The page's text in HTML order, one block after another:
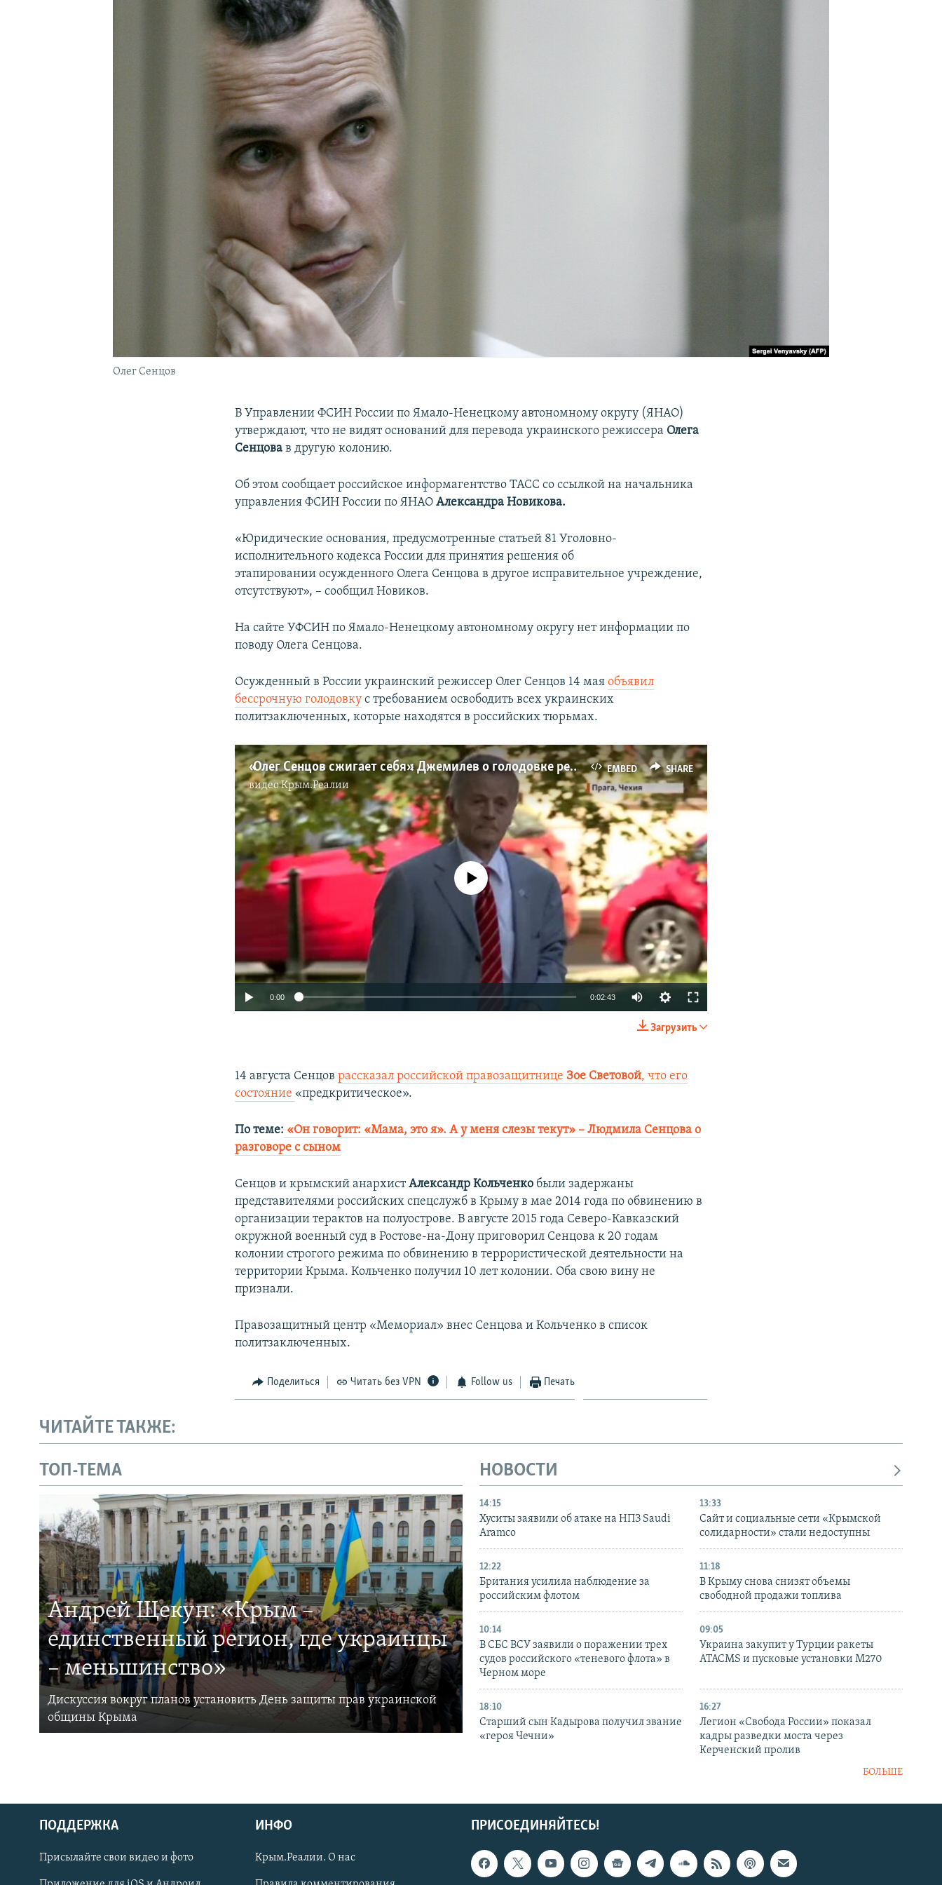
Українською
Qırımtatar
Олег Сенцов
В Управлении ФСИН России по Ямало-Ненецкому автономному округу (ЯНАО)
утверждают, что не видят оснований для перевода украинского режиссера Олега
Сенцова в другую колонию.
Об этом сообщает российское информагентство ТАСС со ссылкой на начальника
управления ФСИН России по ЯНАОАлександра Новикова.
«Юридические основания, предусмотренные статьей 81 Уголовно-
исполнительного кодекса России для принятия решения об
этапировании осужденного Олега Сенцова в другое исправительное учреждение,
отсутствуют», – сообщил Новиков.
На сайте УФСИН по Ямало-Ненецкому автономному округу нет информации по
поводу Олега Сенцова.
Осужденный в России украинский режиссер Олег Сенцов 14 маяобъявил
бессрочную голодовку с требованием освободить всех украинских
политзаключенных, которые находятся в российских тюрьмах.
EMBED SHARE
«Олег Сенцов сжигает себя»: Джемилев о голодовке режиссера (видео)
видеоКрым.Реалии
SHARE
No media source currently available
0:00 0:02:43
Загрузить
14 августа Сенцоврассказал российской правозащитнице Зое Световой, что его
состояние «предкритическое».
По теме: «Он говорит: «Мама, это я». А у меня слезы текут» – Людмила Сенцова о
разговоре с сыном​
Сенцов и крымский анархистАлександр Кольченко были задержаны
представителями российских спецслужб в Крыму в мае 2014 года по обвинению в
организации терактов на полуострове. В августе 2015 года Северо-Кавказский
окружной военный суд в Ростове-на-Дону приговорил Сенцова к 20 годам
колонии строгого режима по обвинению в террористической деятельности на
территории Крыма. Кольченко получил 10 лет колонии. Оба свою вину не
признали.
Правозащитный центр «Мемориал» внес Сенцова и Кольченко в список
политзаключенных.
Поделиться Читать без VPN Follow us Печать
ЧИТАЙТЕ ТАКЖЕ:
ТОП-ТЕМА
Андрей Щекун: «Крым –
единственный регион, где украинцы
– меньшинство»
Дискуссия вокруг планов установить День защиты прав украинской
общины Крыма
НОВОСТИ
14:15
Хуситы заявили об атаке на НПЗ Saudi
Aramco
13:33
Сайт и социальные сети «Крымской
солидарности» стали недоступны
12:22
Британия усилила наблюдение за
российским флотом
11:18
В Крыму снова снизят объемы
свободной продажи топлива
10:14
В СБС ВСУ заявили о поражении трех
судов российского «теневого флота» в
Черном море
09:05
Украина закупит у Турции ракеты
ATACMS и пусковые установки M270
18:10
Старший сын Кадырова получил звание
«героя Чечни»
16:27
Легион «Свобода России» показал
кадры разведки моста через
Керченский пролив
БОЛЬШЕ
ПРИСОЕДИНЯЙТЕСЬ!
ПОДДЕРЖКА
Присылайте свои видео и фото
ИНФО
Крым.Реалии. О нас